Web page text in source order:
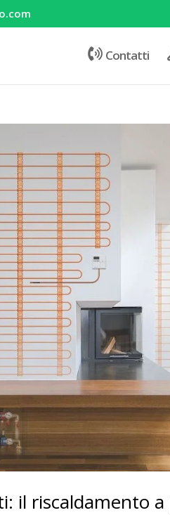
Contatti
il riscaldamento